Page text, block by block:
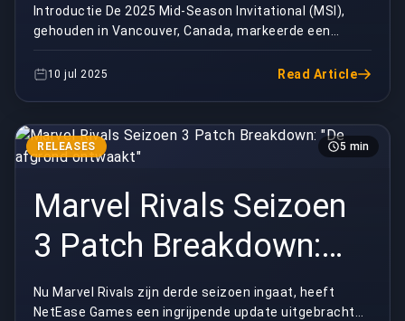
Introductie De 2025 Mid-Season Invitational (MSI),
gehouden in Vancouver, Canada, markeerde een
cruciaal moment in het mondiale competitieve
landscha...
10 jul 2025 Read Article
RELEASES 5 min
Marvel Rivals Seizoen
3 Patch Breakdown:
"De afgrond ontwaakt"
Nu Marvel Rivals zijn derde seizoen ingaat, heeft
NetEase Games een ingrijpende update uitgebracht